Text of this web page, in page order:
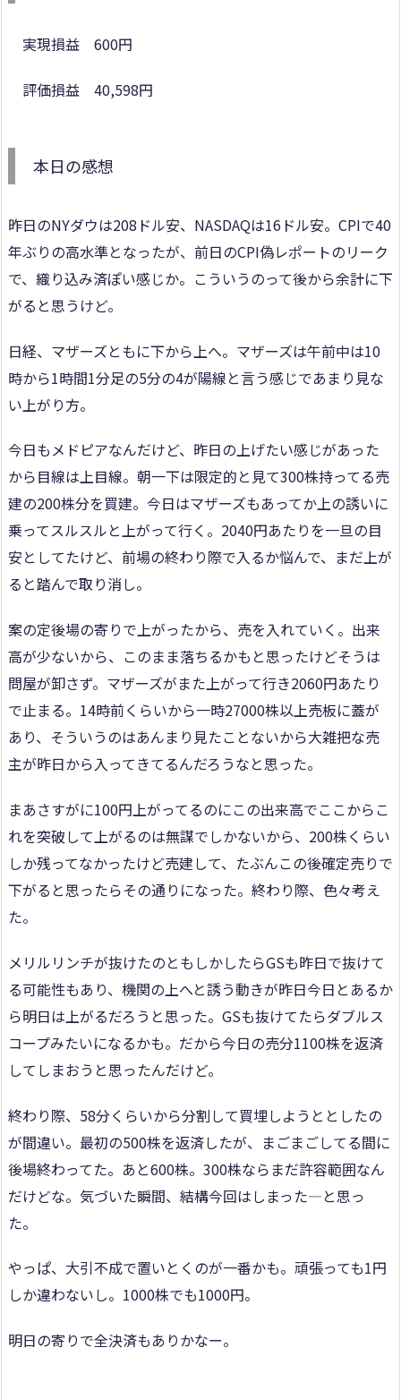
実現損益 600円
評価損益 40,598円
本日の感想
昨日のNYダウは208ドル安、NASDAQは16ドル安。CPIで40
年ぶりの高水準となったが、前日のCPI偽レポートのリーク
で、織り込み済ぽい感じか。こういうのって後から余計に下
がると思うけど。
日経、マザーズともに下から上へ。マザーズは午前中は10
時から1時間1分足の5分の4が陽線と言う感じであまり見な
い上がり方。
今日もメドピアなんだけど、昨日の上げたい感じがあった
から目線は上目線。朝一下は限定的と見て300株持ってる売
建の200株分を買建。今日はマザーズもあってか上の誘いに
乗ってスルスルと上がって行く。2040円あたりを一旦の目
安としてたけど、前場の終わり際で入るか悩んで、まだ上が
ると踏んで取り消し。
案の定後場の寄りで上がったから、売を入れていく。出来
高が少ないから、このまま落ちるかもと思ったけどそうは
問屋が卸さず。マザーズがまた上がって行き2060円あたり
で止まる。14時前くらいから一時27000株以上売板に蓋が
あり、そういうのはあんまり見たことないから大雑把な売
主が昨日から入ってきてるんだろうなと思った。
まあさすがに100円上がってるのにこの出来高でここからこ
れを突破して上がるのは無謀でしかないから、200株くらい
しか残ってなかったけど売建して、たぶんこの後確定売りで
下がると思ったらその通りになった。終わり際、色々考え
た。
メリルリンチが抜けたのともしかしたらGSも昨日で抜けて
る可能性もあり、機関の上へと誘う動きが昨日今日とあるか
ら明日は上がるだろうと思った。GSも抜けてたらダブルス
コープみたいになるかも。だから今日の売分1100株を返済
してしまおうと思ったんだけど。
終わり際、58分くらいから分割して買埋しようととしたの
が間違い。最初の500株を返済したが、まごまごしてる間に
後場終わってた。あと600株。300株ならまだ許容範囲なん
だけどな。気づいた瞬間、結構今回はしまった―と思っ
た。
やっぱ、大引不成で置いとくのが一番かも。頑張っても1円
しか違わないし。1000株でも1000円。
明日の寄りで全決済もありかなー。